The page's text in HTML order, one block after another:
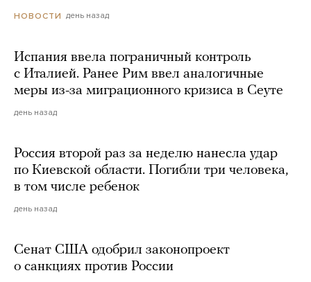
НОВОСТИ день назад
Испания ввела пограничный контроль
с Италией. Ранее Рим ввел аналогичные
меры из-за миграционного кризиса в Сеуте
день назад
Россия второй раз за неделю нанесла удар
по Киевской области. Погибли три человека,
в том числе ребенок
день назад
Сенат США одобрил законопроект
о санкциях против России